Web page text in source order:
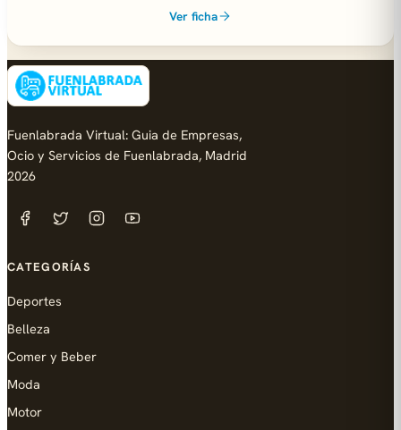
Ver ficha
Fuenlabrada Virtual: Guia de Empresas,
Ocio y Servicios de Fuenlabrada, Madrid
2026
CATEGORÍAS
Deportes
Belleza
Comer y Beber
Moda
Motor